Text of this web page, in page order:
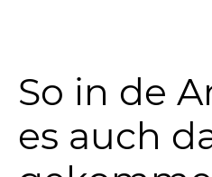
So in de
es auch